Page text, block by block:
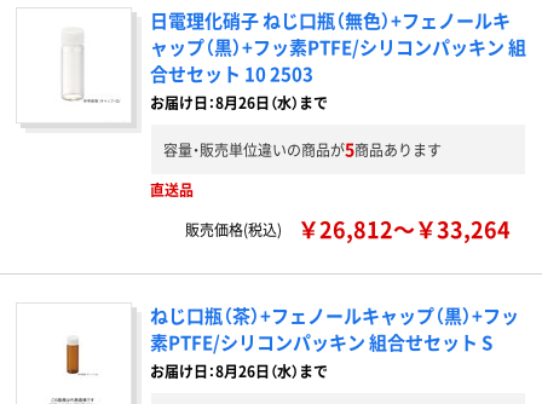
日電理化硝子 ねじ口瓶（無色）+フェノールキ
ャップ（黒）+フッ素PTFE/シリコンパッキン 組
合せセット 10 2503
お届け日：8月26日（水）まで
容量・販売単位違いの商品が5商品あります
直送品
販売価格(税込)
￥26,812～￥33,264
ねじ口瓶（茶）+フェノールキャップ（黒）+フッ
素PTFE/シリコンパッキン 組合せセット S
お届け日：8月26日（水）まで